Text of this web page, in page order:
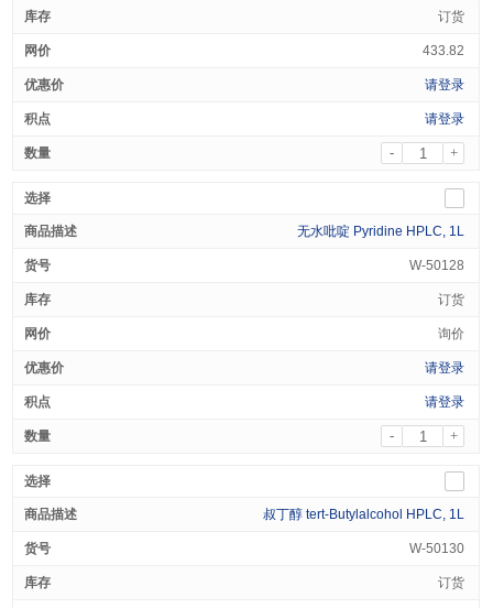
订货
433.82
请登录
请登录
- +
无水吡啶 Pyridine HPLC, 1L
W-50128
订货
询价
请登录
请登录
- +
叔丁醇 tert-Butylalcohol HPLC, 1L
W-50130
订货